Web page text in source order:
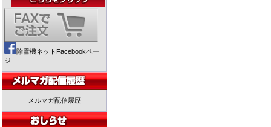
除雪機ネットFacebookペー
ジ
メルマガ配信履歴